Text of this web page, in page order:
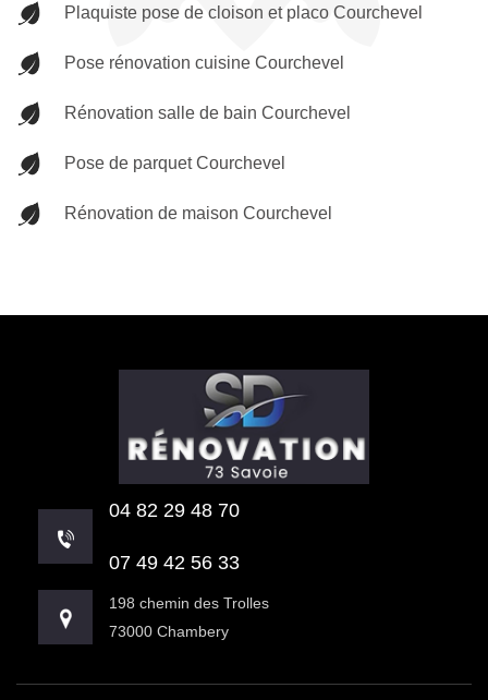
Plaquiste pose de cloison et placo Courchevel
Pose rénovation cuisine Courchevel
Rénovation salle de bain Courchevel
Pose de parquet Courchevel
Rénovation de maison Courchevel
04 82 29 48 70
07 49 42 56 33
198 chemin des Trolles
73000 Chambery